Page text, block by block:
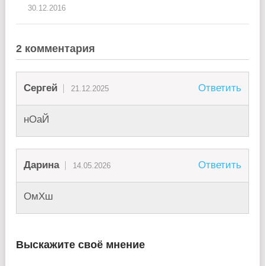
30.12.2016
2 комментария
Сергей 21.12.2025 Ответить
нОаЙ
Дарина 14.05.2026 Ответить
ОмХш
Выскажите своё мнение